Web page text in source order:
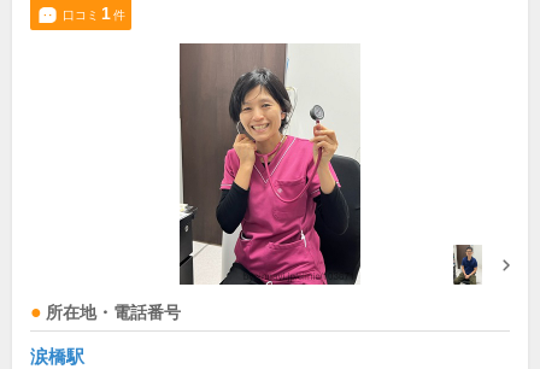
口コミ 1件
所在地・電話番号
涙橋駅